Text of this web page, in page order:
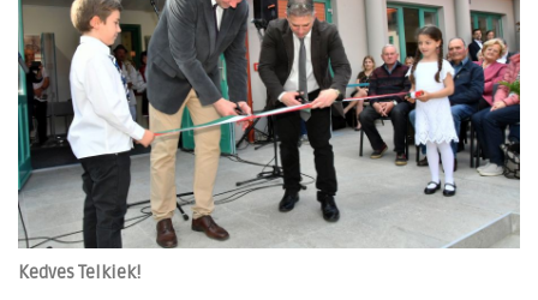
Kedves Telkiek!